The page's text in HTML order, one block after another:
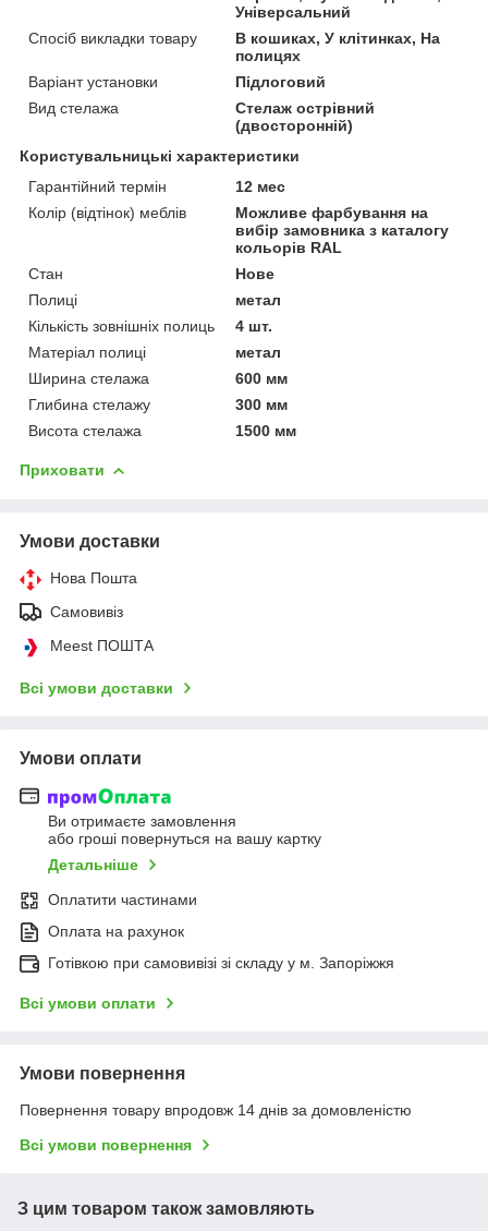
Універсальний
Спосіб викладки товару
В кошиках, У клітинках, На
полицях
Варіант установки
Підлоговий
Вид стелажа
Стелаж острівний
(двосторонній)
Користувальницькі характеристики
Гарантійний термін
12 мес
Колір (відтінок) меблів
Можливе фарбування на
вибір замовника з каталогу
кольорів RAL
Стан
Нове
Полиці
метал
Кількість зовнішніх полиць
4 шт.
Матеріал полиці
метал
Ширина стелажа
600 мм
Глибина стелажу
300 мм
Висота стелажа
1500 мм
Приховати
Умови доставки
Нова Пошта
Самовивіз
Meest ПОШТА
Всі умови доставки
Умови оплати
Ви отримаєте замовлення
або гроші повернуться на вашу картку
Детальніше
Оплатити частинами
Оплата на рахунок
Готівкою при самовивізі зі складу у м. Запоріжжя
Всі умови оплати
Умови повернення
Повернення товару впродовж 14 днів за домовленістю
Всі умови повернення
З цим товаром також замовляють